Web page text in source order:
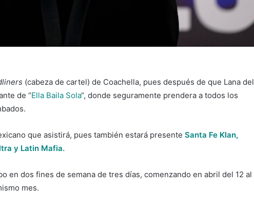
(cabeza de cartel) de Coachella, pues después de que Lana del
de “Ella Baila Sola“, donde seguramente prendera a todos los
que asistirá, pues también estará presente Santa Fe Klan,
y Latin Mafia.
en dos fines de semana de tres días, comenzando en abril del 12 al
mes.